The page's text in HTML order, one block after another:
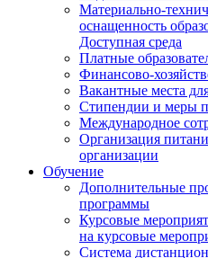
Материально-
оснащенность
Доступная среда
Платные
Финансово-
Вакантные места
Стипендии и меры
Международное
Организация
организации
Обучение
Дополнительные
программы
Курсовые
на курсовые
Система